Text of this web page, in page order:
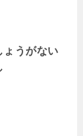
ょうがない